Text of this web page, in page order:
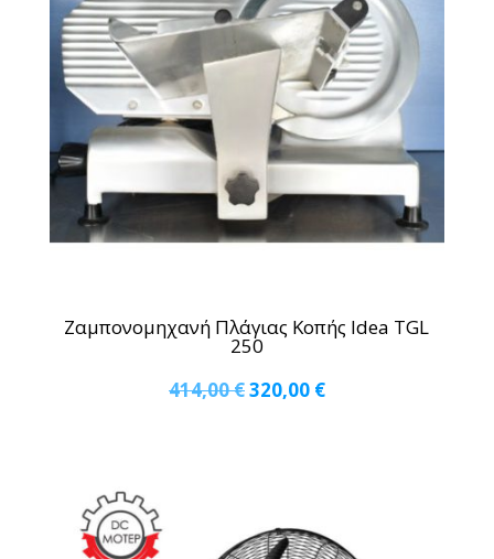
Ζαμπονομηχανή Πλάγιας Κοπής Idea TGL
250
414,00€Original
320,00 €Η